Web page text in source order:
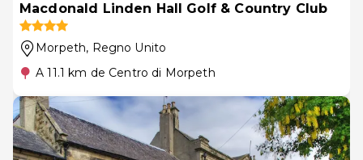
Macdonald Linden Hall Golf & Country Club
Morpeth, Regno Unito
A 11.1 km de Centro di Morpeth